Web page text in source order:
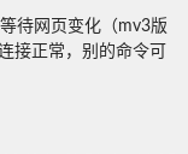
待网页变化（mv3版
接正常，别的命令可